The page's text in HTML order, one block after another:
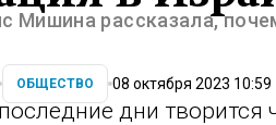
Мишина рассказала,
ОБЩЕСТВО 08 октября 2023 10:59
дни творится